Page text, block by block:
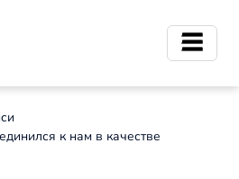
к нам в качестве